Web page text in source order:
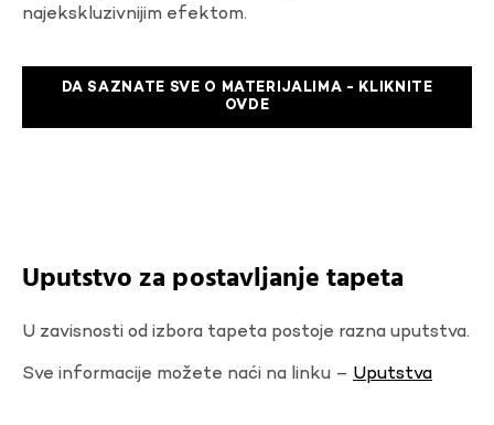
najekskluzivnijim efektom.
DA SAZNATE SVE O MATERIJALIMA - KLIKNITE
OVDE
Uputstvo za postavljanje tapeta
U zavisnosti od izbora tapeta postoje razna uputstva.
Sve informacije možete naći na linku – Uputstva